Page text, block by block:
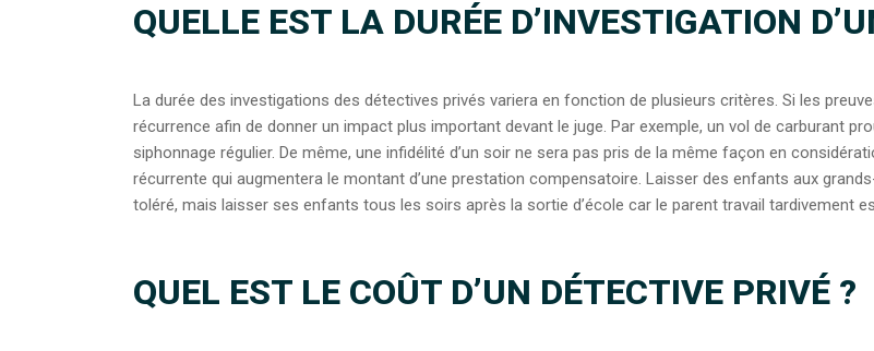
QUELLE EST LA DURÉE D’INVESTIGATION
La durée des investigations des détectives privés variera en fonction de plusieurs critères. Si les
récurrence afin de donner un impact plus important devant le juge. Par exemple, un vol de carburant
siphonnage régulier. De même, une infidélité d’un soir ne sera pas pris de la même façon en
récurrente qui augmentera le montant d’une prestation compensatoire. Laisser des enfants aux
toléré, mais laisser ses enfants tous les soirs après la sortie d’école car le parent travail tardivement
QUEL EST LE COÛT D’UN DÉTECTIVE PRIVÉ ?